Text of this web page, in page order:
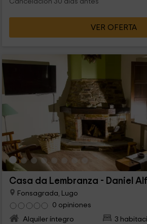
Cancelación 30 días antes
VER OFERTA
Casa da Lembranza - Daniel
Fonsagrada, Lugo
0 opiniones
Alquiler íntegro
3